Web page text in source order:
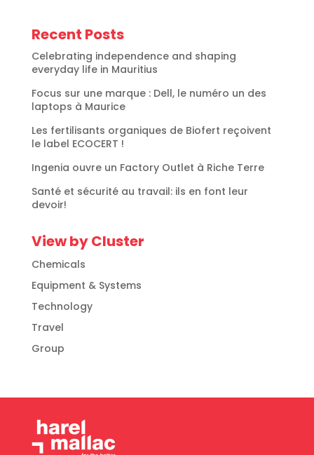
Recent Posts
Celebrating independence and shaping
everyday life in Mauritius
Focus sur une marque : Dell, le numéro un des
laptops à Maurice
Les fertilisants organiques de Biofert reçoivent
le label ECOCERT !
Ingenia ouvre un Factory Outlet à Riche Terre
Santé et sécurité au travail: ils en font leur
devoir!
View by Cluster
Chemicals
Equipment & Systems
Technology
Travel
Group